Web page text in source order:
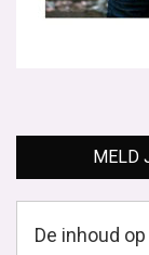
MELD
De inhoud